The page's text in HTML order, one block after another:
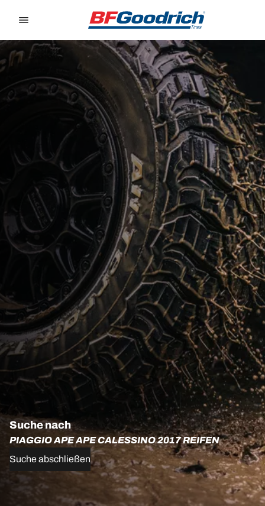
Suche nach
PIAGGIO APE APE CALESSINO 2017 REIFEN
Suche abschließen